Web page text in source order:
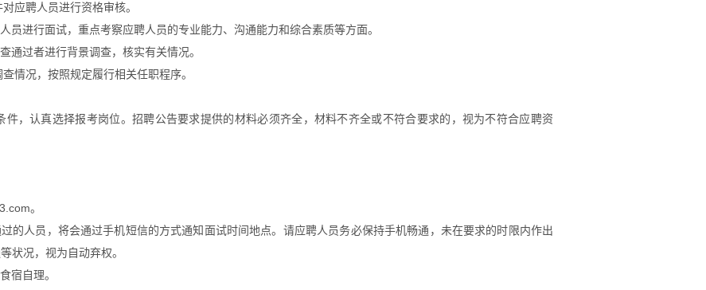
应聘人员进行资格审核。
员进行面试，重点考察应聘人员的专业能力、沟通能力和综合素质等方面。
通过者进行背景调查，核实有关情况。
情况，按照规定履行相关任职程序。
件，认真选择报考岗位。招聘公告要求提供的材料必须齐全，材料不齐全或不符合要求的，视为不符合应聘资
。
的人员，将会通过手机短信的方式通知面试时间地点。请应聘人员务必保持手机畅通，未在要求的时限内作出
状况，视为自动弃权。
宿自理。